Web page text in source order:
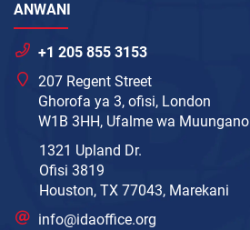
ANWANI
+1 205 855 3153
207 Regent Street
Ghorofa ya 3, ofisi, London
W1B 3HH, Ufalme wa Muungano
1321 Upland Dr.
Ofisi 3819
Houston, TX 77043, Marekani
info@idaoffice.org